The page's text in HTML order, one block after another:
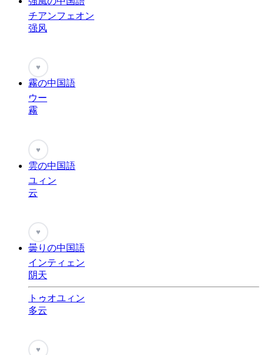
チアンフェオン
强风
♥
霧の中国語
ウー
霧
♥
雲の中国語
ユィン
云
♥
曇りの中国語
インティェン
阴天
トゥオユィン
多云
♥